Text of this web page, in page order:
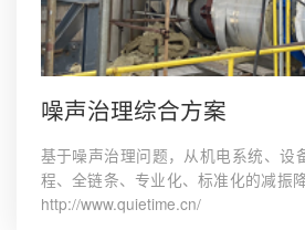
噪声治理综合方案
基于噪声治理问题，从机电系统、设
程、全链条、专业化、标准化的减振
http://www.quietime.cn/